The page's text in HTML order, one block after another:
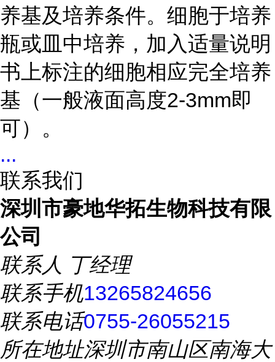
养基及培养条件。细胞于培养
瓶或皿中培养，加入适量说明
书上标注的细胞相应完全培养
基（一般液面高度2-3mm即
可）。
...
联系我们
深圳市豪地华拓生物科技有限
公司
联系人 丁经理
联系手机13265824656
联系电话0755-26055215
所在地址深圳市南山区南海大